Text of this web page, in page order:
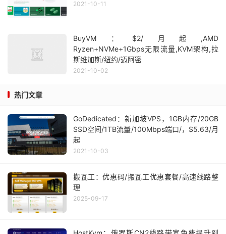
2021-10-11
BuyVM：$2/月起,AMD
Ryzen+NVMe+1Gbps无限流量,KVM架构,拉
斯维加斯/纽约/迈阿密
2021-10-02
热门文章
GoDedicated：新加坡VPS，1GB内存/20GB
SSD空间/1TB流量/100Mbps端口/，$5.63/月
起
2021-10-03
搬瓦工：优惠码/搬瓦工优惠套餐/高速线路整
理
2025-09-17